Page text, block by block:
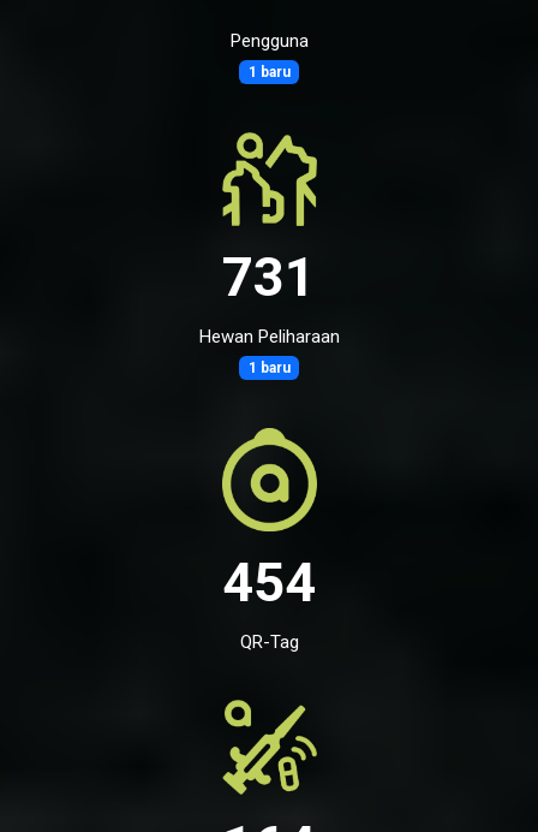
Pengguna
1 baru
731
Hewan Peliharaan
1 baru
454
QR-Tag